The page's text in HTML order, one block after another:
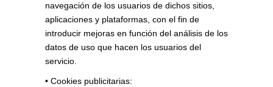
navegación de los usuarios de dichos sitios,
aplicaciones y plataformas, con el fin de
introducir mejoras en función del análisis de los
datos de uso que hacen los usuarios del
servicio.
• Cookies publicitarias: